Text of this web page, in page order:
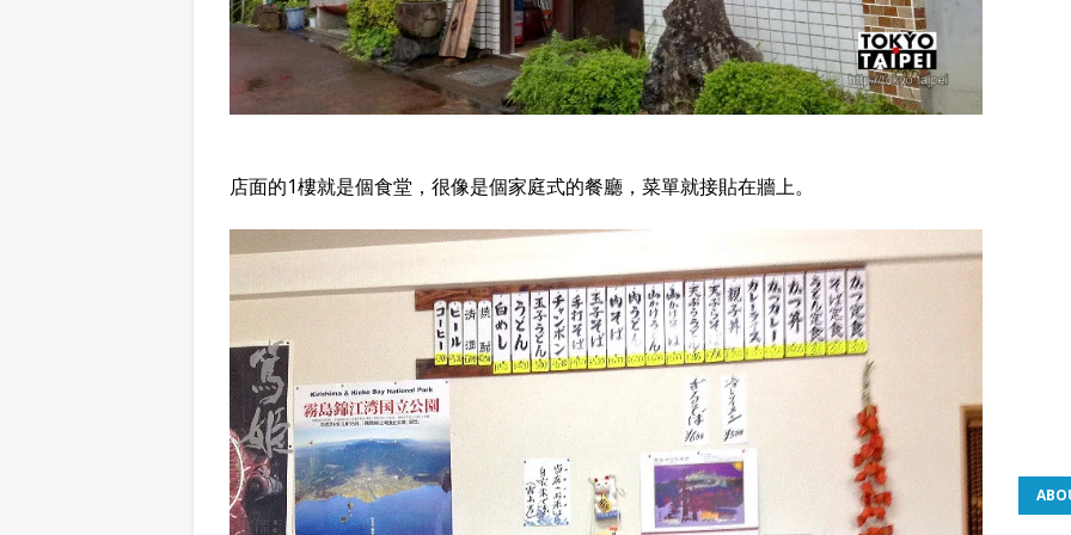
店面的1樓就是個食堂，很像是個家庭式的餐廳，菜單就接貼在牆上。